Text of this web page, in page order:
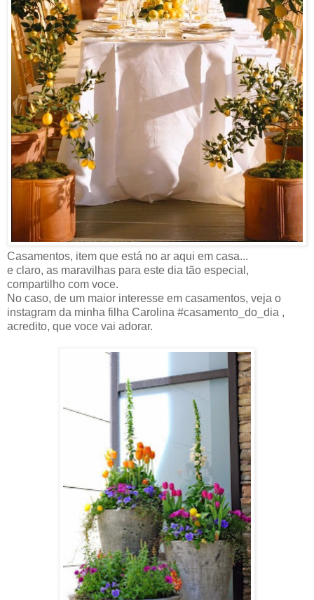
Casamentos, item que está no ar aqui em casa...
e claro, as maravilhas para este dia tão especial,
compartilho com voce.
No caso, de um maior interesse em casamentos, veja o
instagram da minha filha Carolina #casamento_do_dia ,
acredito, que voce vai adorar.